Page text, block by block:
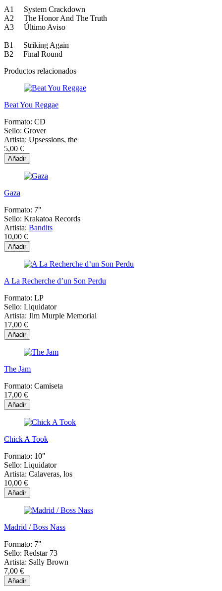
A1 System Crackdown
A2 The Honor And The Truth
A3 Último Aviso
B1 Striking Again
B2 Final Round
Productos relacionados
Beat You Reggae
Formato: CD
Sello: Grover
Artista: Upsessions, the
5,00 €
Añadir
Gaza
Formato: 7"
Sello: Krakatoa Records
Artista: Bandits
10,00 €
Añadir
A La Recherche d’un Son Perdu
Formato: LP
Sello: Liquidator
Artista: Jim Murple Memorial
17,00 €
Añadir
The Jam
Formato: Camiseta
17,00 €
Añadir
Chick A Took
Formato: 10"
Sello: Liquidator
Artista: Calaveras, los
10,00 €
Añadir
Madrid / Boss Nass
Formato: 7"
Sello: Redstar 73
Artista: Sally Brown
7,00 €
Añadir